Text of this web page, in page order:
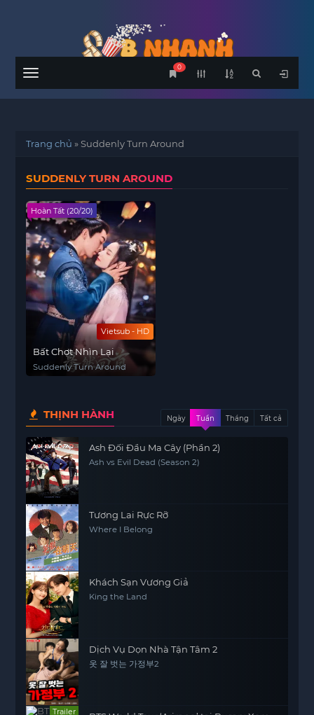
Menu
0
Trang chủ »Suddenly Turn Around
SUDDENLY TURN AROUND
Vietsub - HD
Hoàn Tất (20/20)
Bất Chợt Nhìn Lại
Suddenly Turn Around
THỊNH HÀNH Ngày Tuần Tháng Tất cả
Ash Đối Đầu Ma Cây (Phần 2)
Ash vs Evil Dead (Season 2)
Tương Lai Rực Rỡ
Where I Belong
Khách Sạn Vương Giả
King the Land
Dịch Vụ Dọn Nhà Tận Tâm 2
옷 잘 벗는 가정부2
Trailer